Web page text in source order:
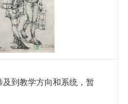
到教学方向和系统，暂